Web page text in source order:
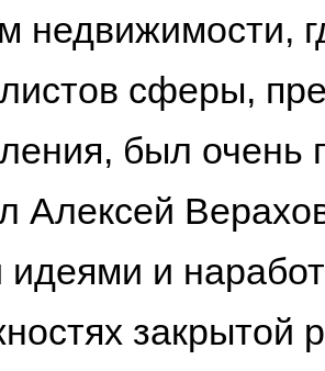
недвижимости,
сферы,
был очень
Алексей
идеями и
закрытой